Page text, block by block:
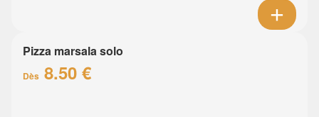
Pizza marsala solo
Dès 8.50 €